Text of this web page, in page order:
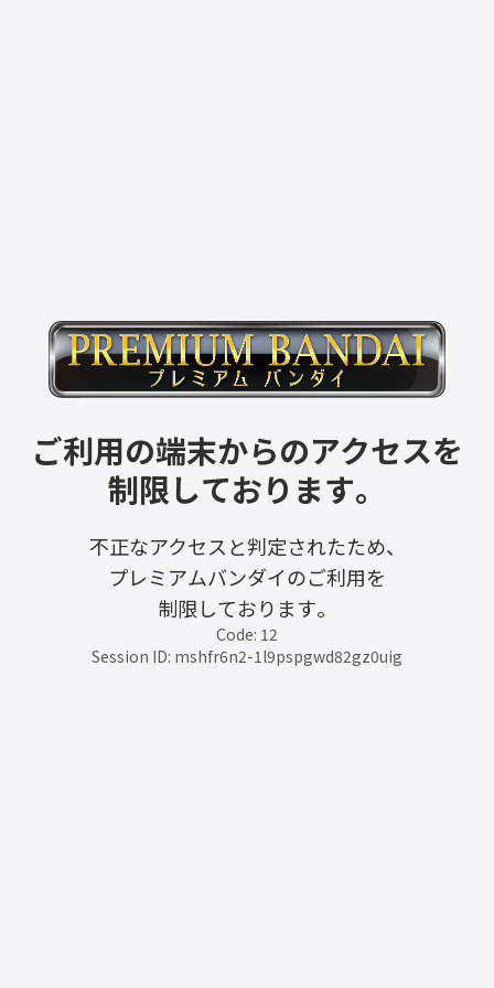
ご利用の端末からのアクセスを
制限しております。
不正なアクセスと判定されたため、
プレミアムバンダイのご利用を
制限しております。
Code: 12
Session ID: mshfr6n2-1l9pspgwd82gz0uig